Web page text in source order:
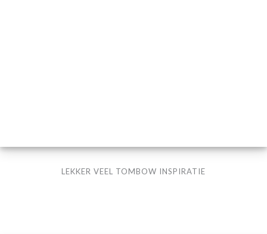
LEKKER VEEL TOMBOW INSPIRATIE